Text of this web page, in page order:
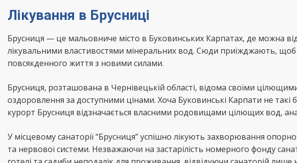
Лікування в Брусниці
Брусниця — це мальовниче місто в Буковинських Карпатах, де можна
лікувальними властивостями мінеральних вод. Сюди приїжджають, щоб
повсякденного життя з новими силами.
Брусниця, розташована в Чернівецькій області, відома своїми
оздоровлення за доступними цінами. Хоча Буковинські Карпати не такі
курорт Брусниця відзначається власними родовищами цілющих вод,
У місцевому санаторії “Брусниця” успішно лікують захворювання
та нервової системи. Незважаючи на застарілість номерного фонду